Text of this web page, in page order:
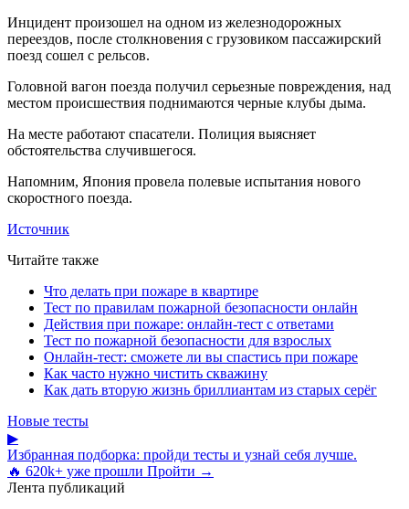
Инцидент произошел на одном из железнодорожных
переездов, после столкновения с грузовиком пассажирский
поезд сошел с рельсов.
Головной вагон поезда получил серьезные повреждения, над
местом происшествия поднимаются черные клубы дыма.
На месте работают спасатели. Полиция выясняет
обстоятельства случившегося.
Напомним, Япония провела полевые испытания нового
скоростного поезда.
Источник
Читайте также
Что делать при пожаре в квартире
Тест по правилам пожарной безопасности онлайн
Действия при пожаре: онлайн-тест с ответами
Тест по пожарной безопасности для взрослых
Онлайн-тест: сможете ли вы спастись при пожаре
Как часто нужно чистить скважину
Как дать вторую жизнь бриллиантам из старых серёг
Новые тесты
▶
Избранная подборка: пройди тесты и узнай себя лучше.
🔥 620k+ уже прошли Пройти →
Лента публикаций